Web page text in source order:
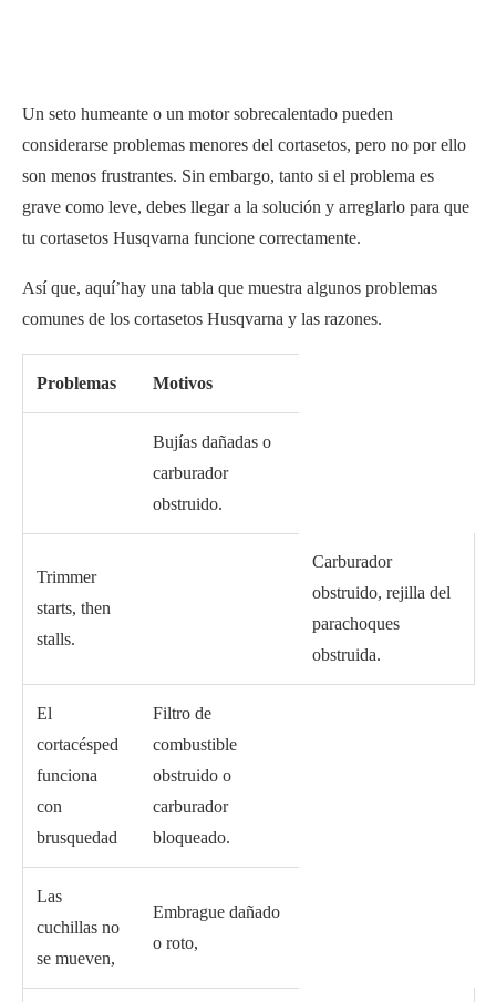
Un seto humeante o un motor sobrecalentado pueden
considerarse problemas menores del cortasetos, pero no por ello
son menos frustrantes. Sin embargo, tanto si el problema es
grave como leve, debes llegar a la solución y arreglarlo para que
tu cortasetos Husqvarna funcione correctamente.
Así que, aquí’hay una tabla que muestra algunos problemas
comunes de los cortasetos Husqvarna y las razones.
Problemas Motivos
Bujías dañadas o
carburador
obstruido.
Trimmer
starts, then
stalls.
Carburador
obstruido, rejilla del
parachoques
obstruida.
El
cortacésped
funciona
con
brusquedad
Filtro de
combustible
obstruido o
carburador
bloqueado.
Las
cuchillas no
se mueven,
Embrague dañado
o roto,